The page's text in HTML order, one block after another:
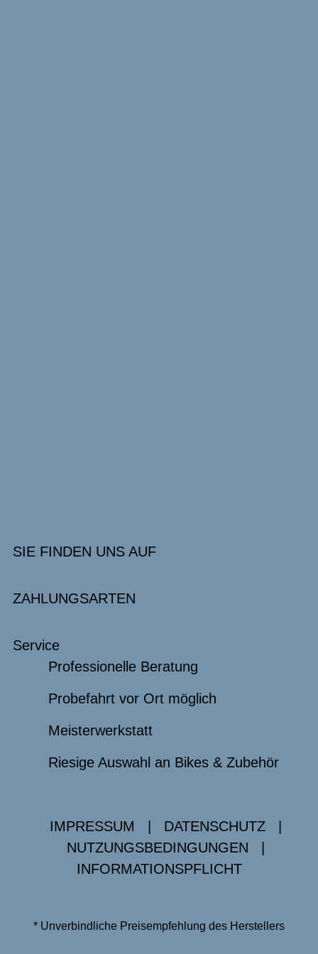
SIE FINDEN UNS AUF
ZAHLUNGSARTEN
Service
Professionelle Beratung
Probefahrt vor Ort möglich
Meisterwerkstatt
Riesige Auswahl an Bikes & Zubehör
IMPRESSUM DATENSCHUTZ
NUTZUNGSBEDINGUNGEN
INFORMATIONSPFLICHT
* Unverbindliche Preisempfehlung des Herstellers